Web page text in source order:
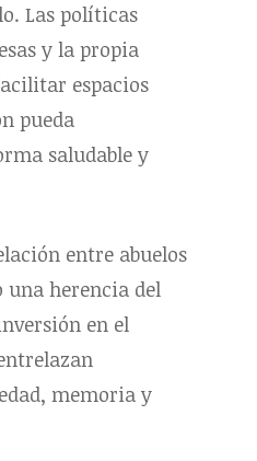
Las políticas
y la propia
espacios
pueda
saludable y
entre abuelos
una herencia del
en el
memoria y